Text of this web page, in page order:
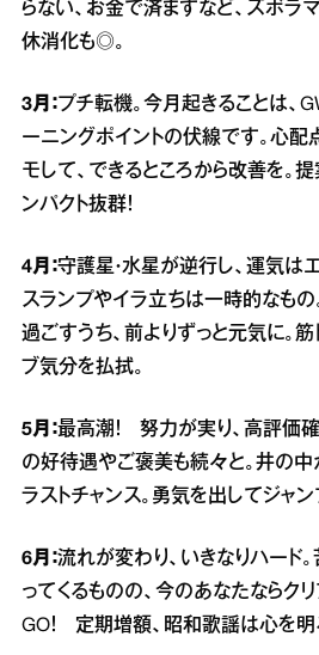
らない、お金で済ますなど、ズボラ
休消化も◎。
3月： プチ転機。今月起きることは、
ーニングポイントの伏線です。心配
モして、できるところから改善を。
ンパクト抜群！
4月：守護星・水星が逆行し、運気はエ
スランプやイラ立ちは一時的なも
過ごすうち、前よりずっと元気に。筋
ブ気分を払拭。
5月：最高潮！ 努力が実り、高評価
の好待遇やご褒美も続々と。井の
ラストチャンス。勇気を出してジャン
6月：流れが変わり、いきなりハード
ってくるものの、今のあなたならク
GO！ 定期増額、昭和歌謡は心を明